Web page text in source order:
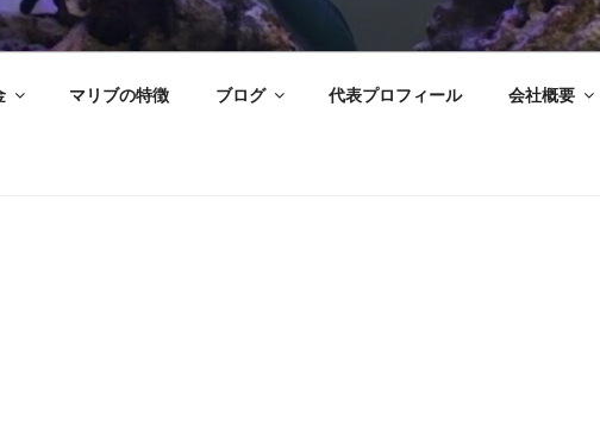
マリブの特徴 ブログ 代表プロフィール 会社概要